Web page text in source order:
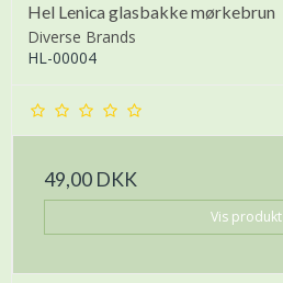
Hel Lenica glasbakke mørkebrun
Diverse Brands
HL-00004
49,00 DKK
Vis produkt